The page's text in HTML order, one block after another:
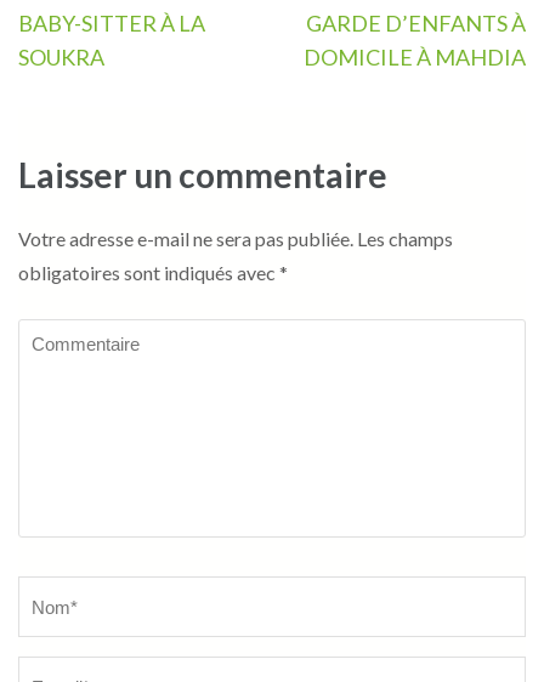
Navigation
de
BABY-SITTER À LA
SOUKRA
GARDE D’ENFANTS À
DOMICILE À MAHDIA
Laisser un commentaire
Votre adresse e-mail ne sera pas publiée. Les champs
obligatoires sont indiqués avec *
Commentaire